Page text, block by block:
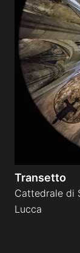
Transetto
Cattedrale di
Lucca